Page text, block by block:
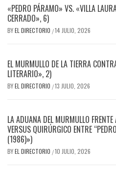
«PEDRO PÁRAMO» VS. «VILLA
CERRADO», 6)
BYEL DIRECTORIO /14 JULIO, 2026
EL MURMULLO DE LA TIERRA
LITERARIO», 2)
BYEL DIRECTORIO /13 JULIO, 2026
LA ADUANA DEL MURMULLO
VERSUS QUIRÚRGICO ENTRE
(1986)»)
BYEL DIRECTORIO /10 JULIO, 2026